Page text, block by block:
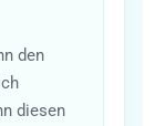
den
diesen